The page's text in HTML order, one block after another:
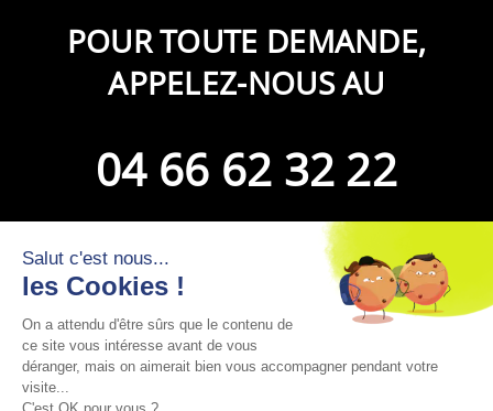
POUR TOUTE DEMANDE,
APPELEZ-NOUS AU
04 66 62 32 22
Loading...
INFORMATIONS
VOTRE COMPTE 
ADRESSE